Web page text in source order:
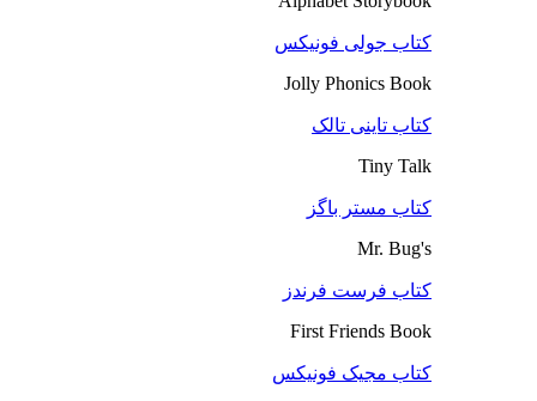
کتاب جولی فونیکس
Jolly Phonics Book
کتاب تاینی تالک
Tiny Talk
کتاب مستر باگز
Mr. Bug's
کتاب فرست فرندز
First Friends Book
کتاب مجیک فونیکس